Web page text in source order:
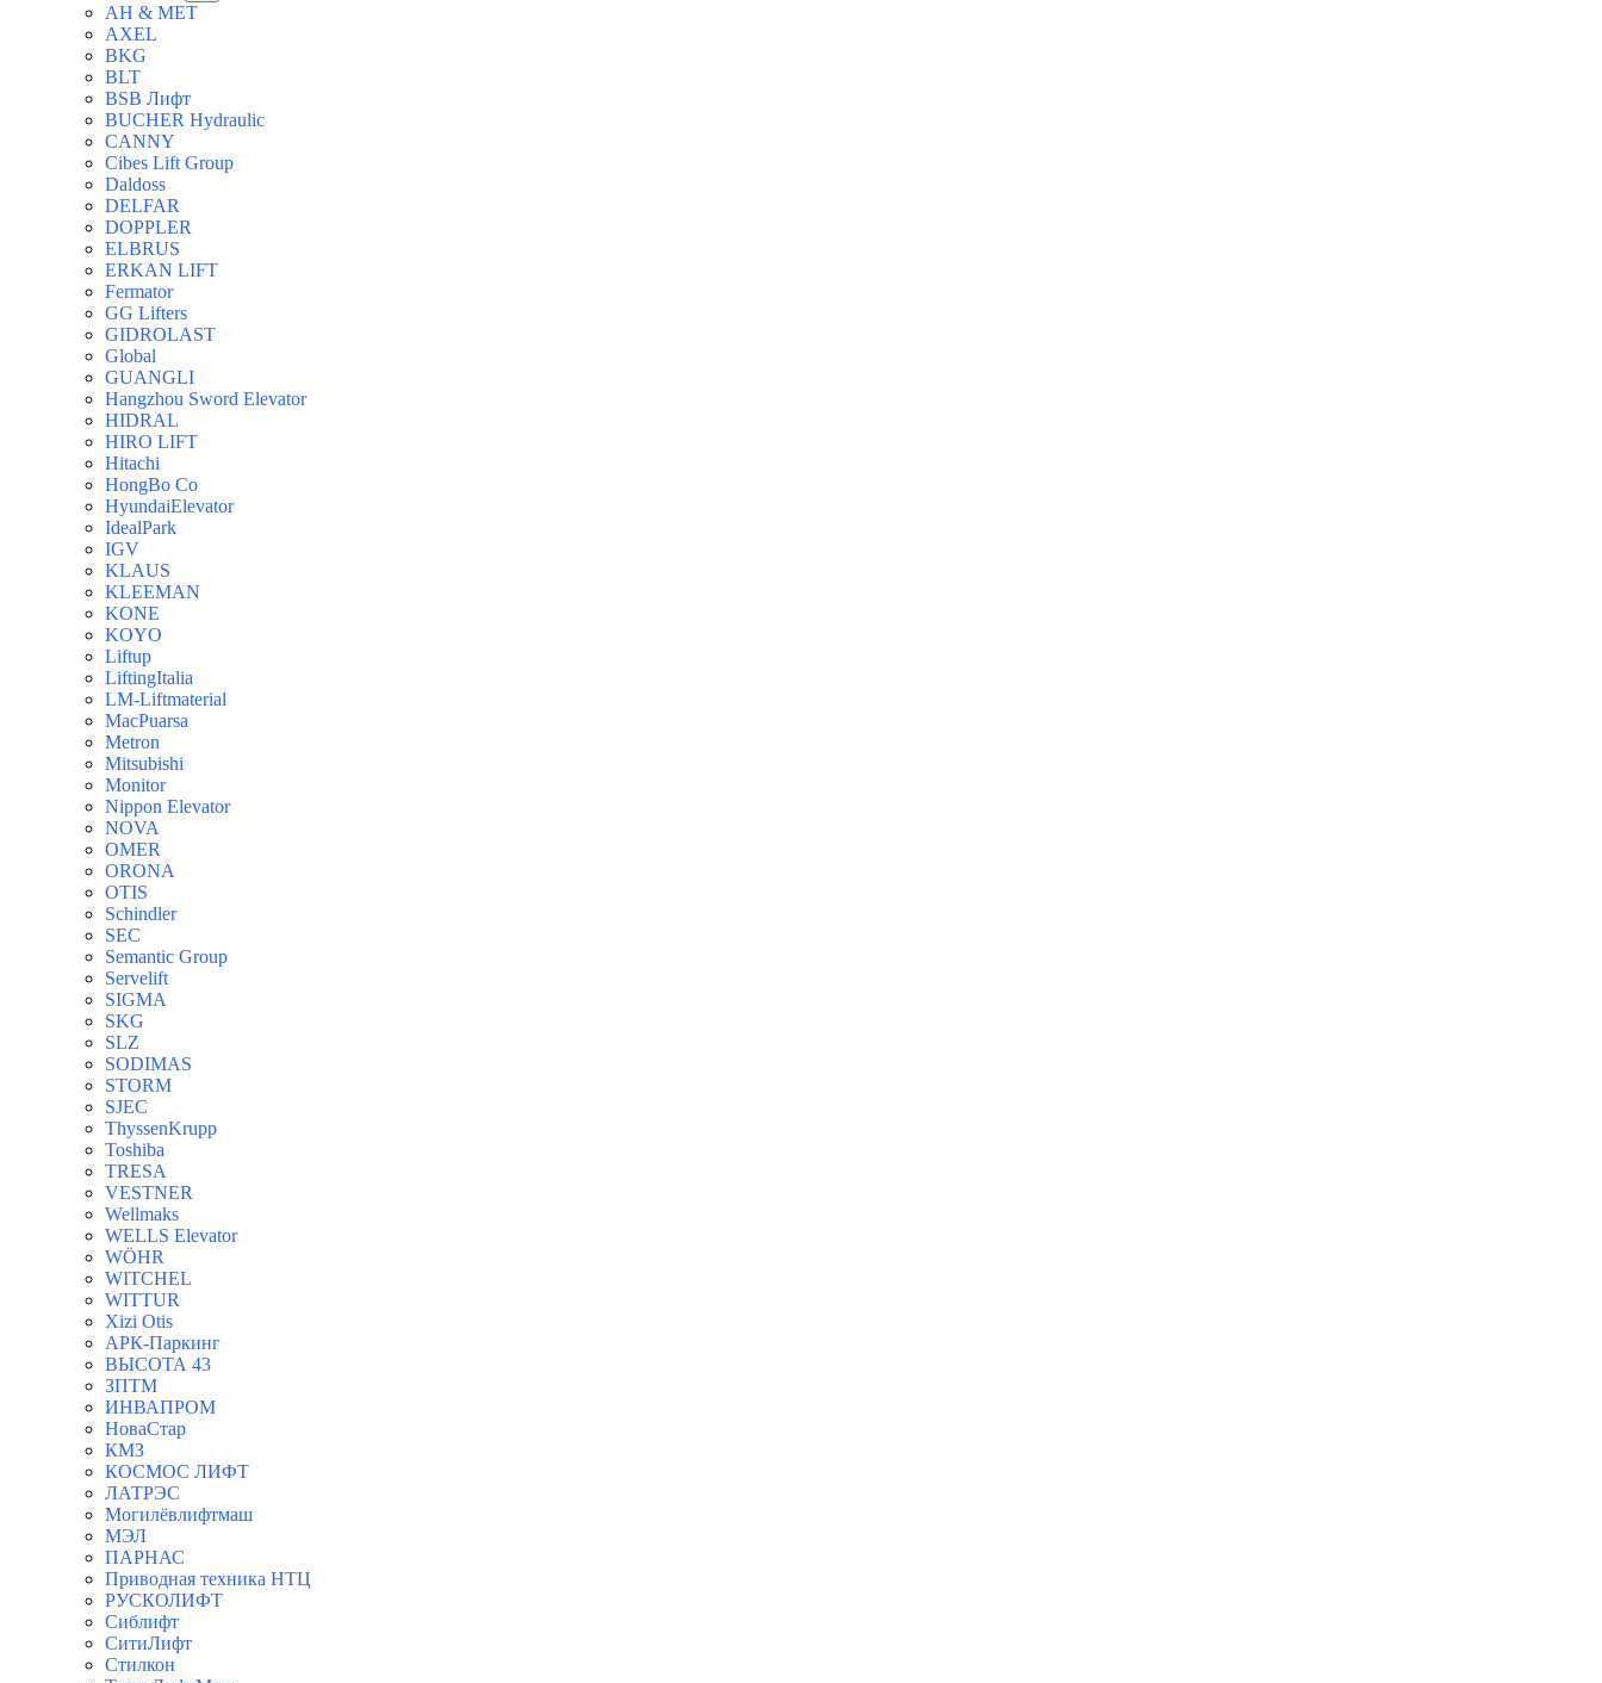
AH & MET
AXEL
BKG
BLT
BSB Лифт
BUCHER Hydraulic
CANNY
Cibes Lift Group
Daldoss
DELFAR
DOPPLER
ELBRUS
ERKAN LIFT
Fermator
GG Lifters
GIDROLAST
Global
GUANGLI
Hangzhou Sword Elevator
HIDRAL
HIRO LIFT
Hitachi
HongBo Co
HyundaiElevator
IdealPark
IGV
KLAUS
KLEEMAN
KONE
KOYO
Liftup
LiftingItalia
LM-Liftmaterial
MacPuarsa
Metron
Mitsubishi
Monitor
Nippon Elevator
NOVA
OMER
ORONA
OTIS
Schindler
SEC
Semantic Group
Servelift
SIGMA
SKG
SLZ
SODIMAS
STORM
SJEC
ThyssenKrupp
Toshiba
TRESA
VESTNER
Wellmaks
WELLS Elevator
WÖHR
WITCHEL
WITTUR
Xizi Otis
АРК-Паркинг
ВЫСОТА 43
ЗПТМ
ИНВАПРОМ
НоваСтар
КМЗ
КОСМОС ЛИФТ
ЛАТРЭС
Могилёвлифтмаш
МЭЛ
ПАРНАС
Приводная техника НТЦ
РУСКОЛИФТ
Сиблифт
СитиЛифт
Стилкон